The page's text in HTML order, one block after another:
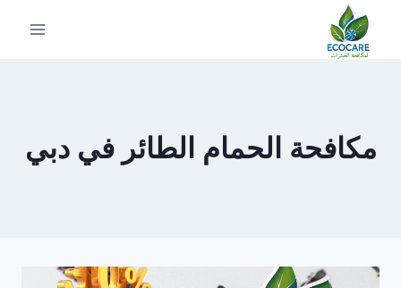
التجاوز
مكافحة الحمام الطائر في دبي